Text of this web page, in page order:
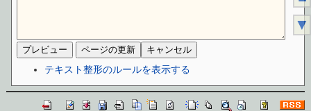
テキスト整形のルールを表示する
▼